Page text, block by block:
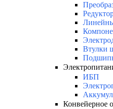
Втулки
ИБП
Конвейерное